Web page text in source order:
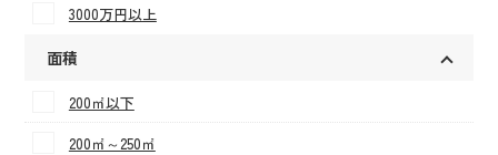
3000万円以上
面積
200㎡以下
200㎡～250㎡